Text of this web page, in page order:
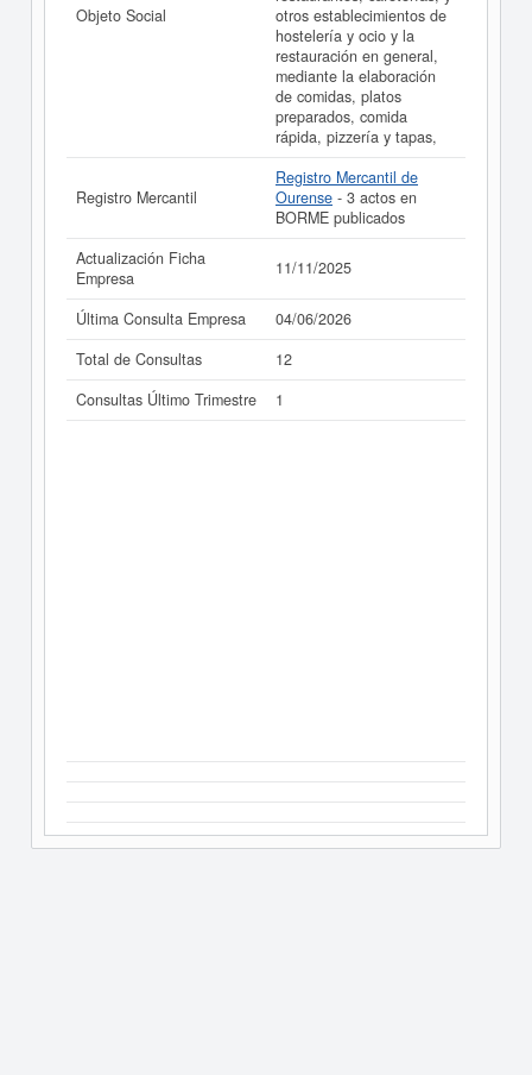
Objeto Social
otros establecimientos de
hostelería y ocio y la
restauración en general,
mediante la elaboración
de comidas, platos
preparados, comida
rápida, pizzería y tapas,
Registro Mercantil
Registro Mercantil de
Ourense - 3 actos en
BORME publicados
Actualización Ficha
Empresa
11/11/2025
Última Consulta Empresa
04/06/2026
Total de Consultas
12
Consultas Último Trimestre
1